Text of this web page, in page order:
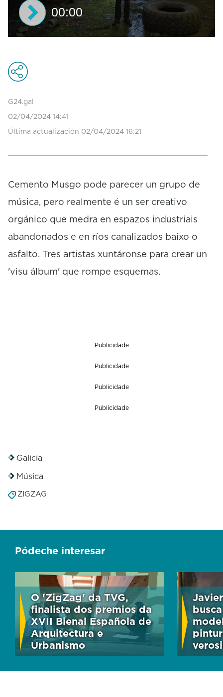
c
o
d
o
0
e
n
s
00:00
G24.gal
02/04/2024 14:41
Última actualización 02/04/2024 16:21
Cemento Musgo pode parecer un grupo de
música, pero realmente é un ser creativo
orgánico que medra en espazos industriais
abandonados e en ríos canalizados baixo o
asfalto. Tres artistas xuntáronse para crear un
'visu álbum' que rompe esquemas.
Publicidade
Publicidade
Publicidade
Publicidade
Galicia
Música
ZIGZAG
Pódeche interesar
O 'ZigZag' da TVG,
finalista dos premios da
XVII Bienal Española de
Arquitectura e
Urbanismo